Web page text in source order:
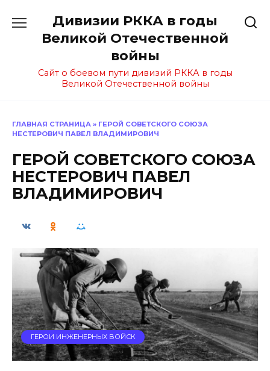
содержанию
Дивизии РККА в годы
Великой Отечественной
войны
Сайт о боевом пути дивизий РККА в годы
Великой Отечественной войны
ГЛАВНАЯ СТРАНИЦА » ГЕРОЙ СОВЕТСКОГО СОЮЗА
НЕСТЕРОВИЧ ПАВЕЛ ВЛАДИМИРОВИЧ
ГЕРОЙ СОВЕТСКОГО СОЮЗА
НЕСТЕРОВИЧ ПАВЕЛ
ВЛАДИМИРОВИЧ
ГЕРОИ ИНЖЕНЕРНЫХ ВОЙСК